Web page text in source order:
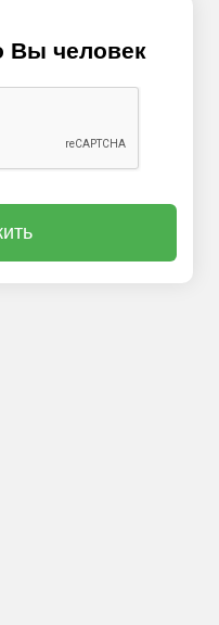
Вы человек